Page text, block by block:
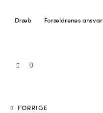
Dræb Forældrenes ansvar
0
FORRIGE